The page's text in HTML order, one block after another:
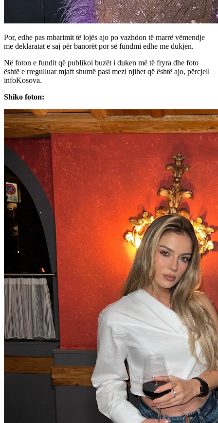
Por, edhe pas mbarimit të lojës ajo po vazhdon të marrë vëmendje
me deklaratat e saj për banorët por së fundmi edhe me dukjen.
Në foton e fundit që publikoi buzët i duken më të fryra dhe foto
është e rregulluar mjaft shumë pasi mezi njihet që është ajo, përcjell
infoKosova.
Shiko foton: